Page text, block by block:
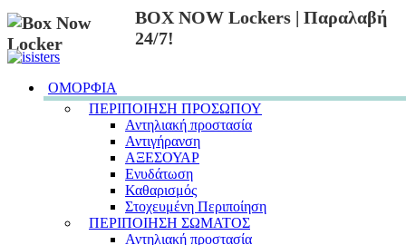
BOX NOW Lockers | Παραλαβή
24/7!
ΟΜΟΡΦΙΑ
ΠΕΡΙΠΟΙΗΣΗ ΠΡΟΣΩΠΟΥ
Αντηλιακή προστασία
Αντιγήρανση
ΑΞΕΣΟΥΑΡ
Ενυδάτωση
Καθαρισμός
Στοχευμένη Περιποίηση
ΠΕΡΙΠΟΙΗΣΗ ΣΩΜΑΤΟΣ
Αντηλιακή προστασία